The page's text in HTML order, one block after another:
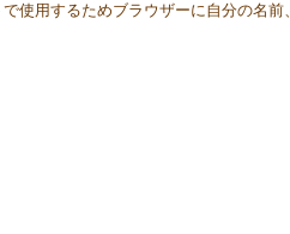
使用するためブラウザーに自分の名